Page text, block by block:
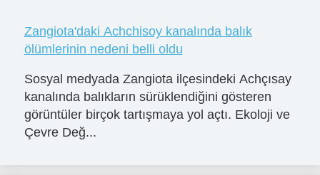
Zangiota'daki Achchisoy kanalında balık
ölümlerinin nedeni belli oldu
Sosyal medyada Zangiota ilçesindeki Achçısay
kanalında balıkların sürüklendiğini gösteren
görüntüler birçok tartışmaya yol açtı. Ekoloji ve
Çevre Değ...